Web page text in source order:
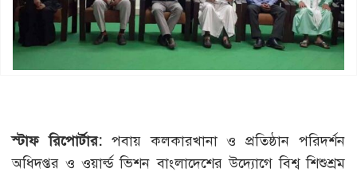
স্টাফ রিপোর্টার:পবায় কলকারখানা ও প্রতিষ্ঠান পরিদর্শন
অধিদপ্তর ও ওয়ার্ল্ড ভিশন বাংলাদেশের উদ্যোগে বিশ্ব শিশুশ্রম